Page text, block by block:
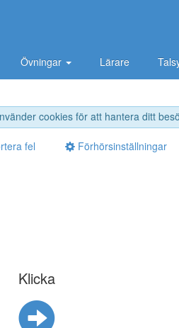
cookies för att hantera ditt
Övningar Lärare
fel Förhörsinställningar
Klicka